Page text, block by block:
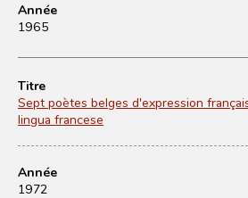
Année
1965
Titre
Sept poètes belges d'expression
lingua francese
Année
1972